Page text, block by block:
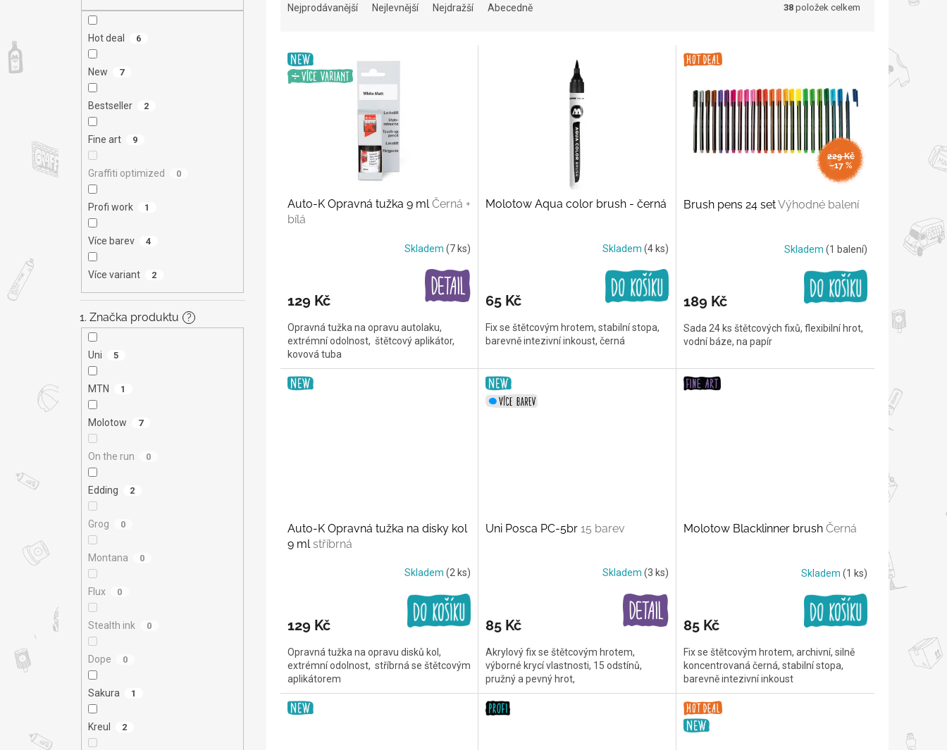
Hot deal 6
New 7
Bestseller 2
Fine art 9
Graffiti optimized 0
Profi work 1
Více barev 4
Více variant 2
1. Značka produktu ?
Uni 5
MTN 1
Molotow 7
On the run 0
Edding 2
Grog 0
Montana 0
Flux 0
Stealth ink 0
Dope 0
Sakura 1
Kreul 2
n
p
Nejprodávanější Nejlevnější Nejdražší Abecedně 38 položek celkem
V
p
Auto-K Opravná tužka 9 mlČerná +
bílá
Skladem (7 ks)
129 Kč
Opravná tužka na opravu autolaku,
extrémní odolnost, štětcový aplikátor,
kovová tuba
Molotow Aqua color brush - černá
Skladem (4 ks)
65 Kč
Fix se štětcovým hrotem, stabilní stopa,
barevně intezivní inkoust, černá
229 Kč
–17 %
Brush pens 24 setVýhodné balení
Skladem (1 balení)
189 Kč
Sada 24 ks štětcových fixů, flexibilní hrot,
vodní báze, na papír
Auto-K Opravná tužka na disky kol
9 ml stříbrná
Skladem (2 ks)
129 Kč
Opravná tužka na opravu disků kol,
extrémní odolnost, stříbrná se štětcovým
aplikátorem
Uni Posca PC-5br 15 barev
Skladem (3 ks)
85 Kč
Akrylový fix se štětcovým hrotem,
výborné krycí vlastnosti, 15 odstínů,
pružný a pevný hrot,
Molotow Blacklinner brush Černá
Skladem (1 ks)
85 Kč
Fix se štětcovým hrotem, archivní, silně
koncentrovaná černá, stabilní stopa,
barevně intezivní inkoust